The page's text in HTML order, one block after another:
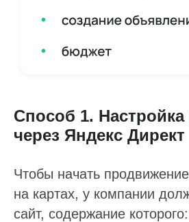
Способ 1.
через Яндекс Директ
Чтобы начать
на картах, у компании
сайт, содержание которого: